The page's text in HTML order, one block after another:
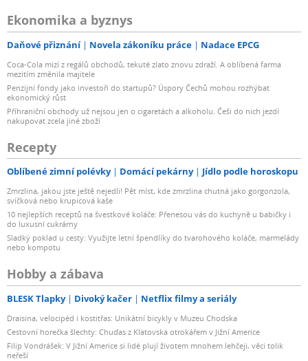
Ekonomika a byznys
Daňové přiznání Novela zákoníku práce Nadace EPCG
Coca-Cola mizí z regálů obchodů, tekuté zlato znovu zdraží. A oblíbená farma
mezitím změnila majitele
Penzijní fondy jako investoři do startupů? Úspory Čechů mohou rozhýbat
ekonomický růst
Příhraniční obchody už nejsou jen o cigaretách a alkoholu. Češi do nich jezdí
nakupovat zcela jiné zboží
Recepty
Oblíbené zimní polévky Domácí pekárny Jídlo podle horoskopu
Zmrzlina, jakou jste ještě nejedli! Pět míst, kde zmrzlina chutná jako gorgonzola,
svíčková nebo krupicová kaše
10 nejlepších receptů na švestkové koláče: Přenesou vás do kuchyně u babičky i
do luxusní cukrárny
Sladký poklad u cesty: Využijte letní špendlíky do tvarohového koláče, marmelády
nebo kompotu
Hobby a zábava
BLESK Tlapky Divoký kačer Netflix filmy a seriály
Draisina, velocipéd i kostitřas: Unikátní bicykly v Muzeu Chodska
Cestovní horečka šlechty: Chuďas z Klatovska otrokářem v Jižní Americe
Filip Vondrášek: V Jižní Americe si lidé plují životem mnohem lehčeji, věci tolik
neřeší